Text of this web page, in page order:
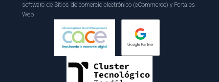
software de Sitios de comercio electrónico (eCommerce) y Portales
Web.